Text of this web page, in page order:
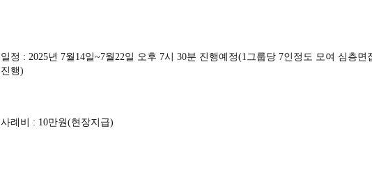
일정 : 2025년 7월14일~7월22일 오후 7시 30분 진행예정(1그룹당 7인정도 모여 심층면
진행)
사례비 : 10만원(현장지급)